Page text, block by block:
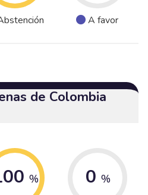
A favor
de Colombia
% 0 %